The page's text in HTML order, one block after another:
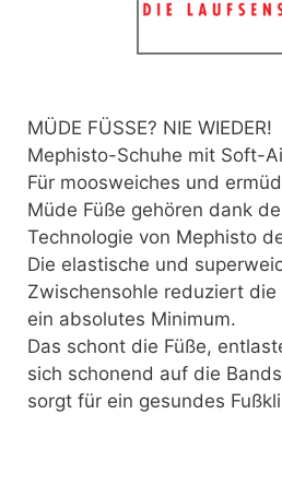
MÜDE FÜSSE? NIE WIEDER!
Mephisto-Schuhe mit Soft-
Für moosweiches und
Müde Füße gehören dank
Technologie von Mephisto
Die elastische und
Zwischensohle reduziert
ein absolutes Minimum.
Das schont die Füße,
sich schonend auf die
sorgt für ein gesundes